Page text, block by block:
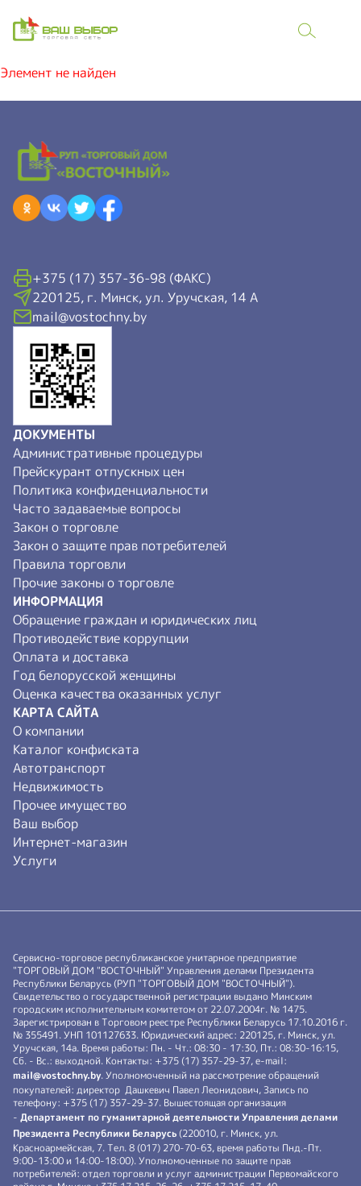
Элемент не найден
+375 (17) 357-36-98 (ФАКС)
220125, г. Минск, ул. Уручская, 14 А
mail@vostochny.by
ДОКУМЕНТЫ
Административные процедуры
Прейскурант отпускных цен
Политика конфиденциальности
Часто задаваемые вопросы
Закон о торговле
Закон о защите прав потребителей
Правила торговли
Прочие законы о торговле
ИНФОРМАЦИЯ
Обращение граждан и юридических лиц
Противодействие коррупции
Оплата и доставка
Год белорусской женщины
Оценка качества оказанных услуг
КАРТА САЙТА
О компании
Каталог конфиската
Автотранспорт
Недвижимость
Прочее имущество
Ваш выбор
Интернет-магазин
Услуги
Сервисно-торговое республиканское унитарное предприятие
"ТОРГОВЫЙ ДОМ "ВОСТОЧНЫЙ" Управления делами Президента
Республики Беларусь (РУП "ТОРГОВЫЙ ДОМ "ВОСТОЧНЫЙ").
Свидетельство о государственной регистрации выдано Минским
городским исполнительным комитетом от 22.07.2004г. № 1475.
Зарегистрирован в Торговом реестре Республики Беларусь 17.10.2016 г.
№ 355491. УНП 101127633. Юридический адрес: 220125, г. Минск, ул.
Уручская, 14а. Время работы: Пн. - Чт.: 08:30 - 17:30, Пт.: 08:30-16:15,
Сб. - Вс.: выходной. Контакты: +375 (17) 357-29-37, e-mail:
mail@vostochny.by. Уполномоченный на рассмотрение обращений
покупателей: директор Дашкевич Павел Леонидович, Запись по
телефону: +375 (17) 357-29-37. Вышестоящая организация
- Департамент по гуманитарной деятельности Управления делами
Президента Республики Беларусь (220010, г. Минск, ул.
Красноармейская, 7. Тел. 8 (017) 270-70-63, время работы Пнд.-Пт.
9:00-13:00 и 14:00-18:00). Уполномоченные по защите прав
потребителей: отдел торговли и услуг администрации Первомайского